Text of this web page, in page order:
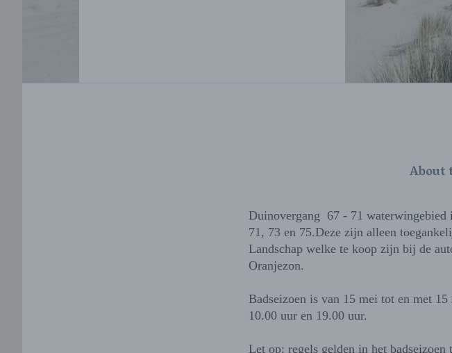
About
Duinovergang 67 - 71 waterwingebied
71, 73 en 75.Deze zijn alleen
Landschap welke te koop zijn bij de
Oranjezon.
Badseizoen is van 15 mei tot en met
10.00 uur en 19.00 uur.
Let op: regels gelden in het badseizoen